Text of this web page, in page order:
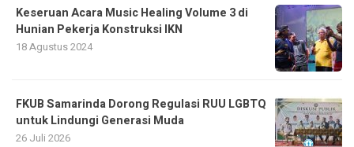
Keseruan Acara Music Healing Volume 3 di
Hunian Pekerja Konstruksi IKN
18 Agustus 2024
FKUB Samarinda Dorong Regulasi RUU LGBTQ
untuk Lindungi Generasi Muda
26 Juli 2026